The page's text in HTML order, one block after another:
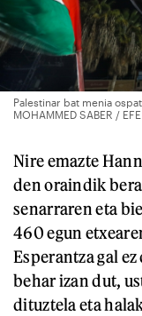
Palestinar bat menia
MOHAMMED SABER / EFE
Nire emazte
den oraindik
senarraren eta
460 egun
Esperantza gal
behar izan dut,
dituztela eta